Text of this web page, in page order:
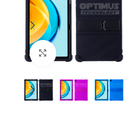
Click to enlarge